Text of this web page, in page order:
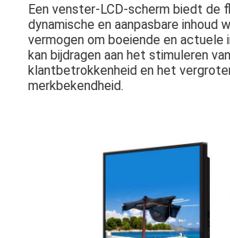
Ongeveer ons
Een venster-LCD-scherm biedt de
dynamische en aanpasbare inhoud
vermogen om boeiende en actuele
kan bijdragen aan het stimuleren van
klantbetrokkenheid en het
merkbekendheid.